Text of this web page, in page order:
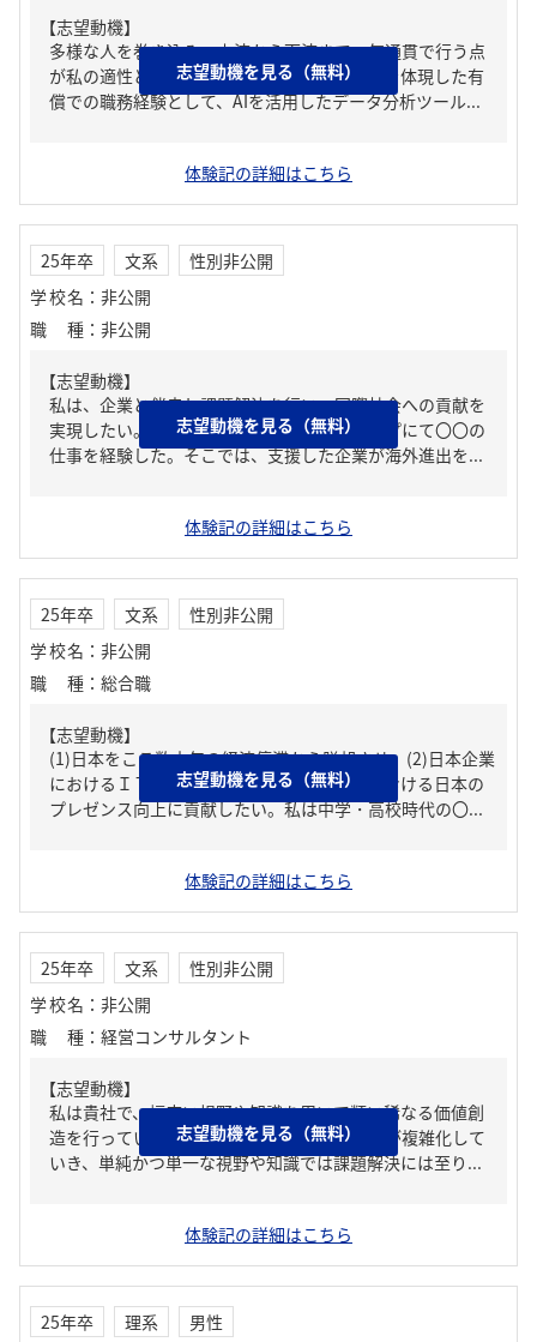
【志望動機】
多様な人を巻き込み、上流から下流まで一気通貫で行う点
が私の適性と志向に合致するからです。これを体現した有
償での職務経験として、AIを活用したデータ分析ツール...
体験記の詳細はこちら
志望動機を見る（無料）
25年卒 文系
性別非公開
学校名 ： 非公開
職種 ： 非公開
【志望動機】
私は、企業と伴走し課題解決を行い、国際社会への貢献を
実現したい。大学時代、長期インターンシップにて〇〇の
仕事を経験した。そこでは、支援した企業が海外進出を...
体験記の詳細はこちら
志望動機を見る（無料）
25年卒 文系
性別非公開
学校名 ： 非公開
職種 ： 総合職
【志望動機】
(1)日本をここ数十年の経済停滞から脱却させ、(2)日本企業
におけるＩＴ化を推進させることで、世界における日本の
プレゼンス向上に貢献したい。私は中学・高校時代の〇...
体験記の詳細はこちら
志望動機を見る（無料）
25年卒 文系
性別非公開
学校名 ： 非公開
職種 ： 経営コンサルタント
【志望動機】
私は貴社で、幅広い視野や知識を用いて類い稀なる価値創
造を行っていきたい。時代が進むにつれ事象が複雑化して
いき、単純かつ単一な視野や知識では課題解決には至り...
体験記の詳細はこちら
志望動機を見る（無料）
25年卒 理系
男性